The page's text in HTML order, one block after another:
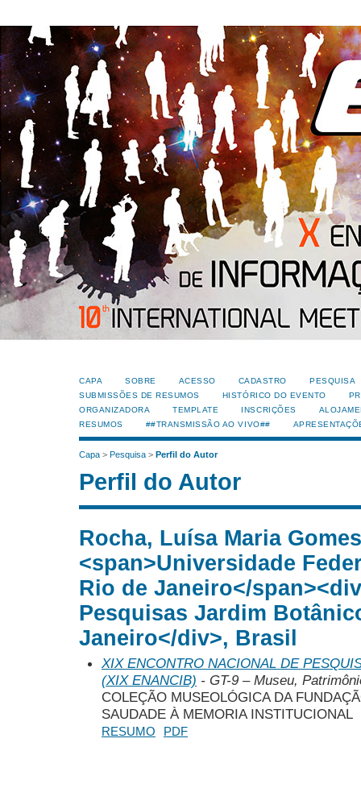
CAPA SOBRE ACESSO CADASTRO
PESQUISA
SUBMISSÕES DE RESUMOS
HISTÓRICO DO EVENTO
ORGANIZADORA
TEMPLATE INSCRIÇÕES
RESUMOS
##TRANSMISSÃO AO VIVO##
Capa > Pesquisa > Perfil do Autor
Perfil do Autor
Rocha, Luísa Maria
<span>Universidade
Rio de Janeiro</
Pesquisas Jardim
Janeiro</div>, Brasil
XIX ENCONTRO NACIONAL DE
(XIX ENANCIB) - GT-9 – Museu,
COLEÇÃO MUSEOLÓGICA DA
SAUDADE À MEMORIA INSTITUCIONAL
RESUMO PDF